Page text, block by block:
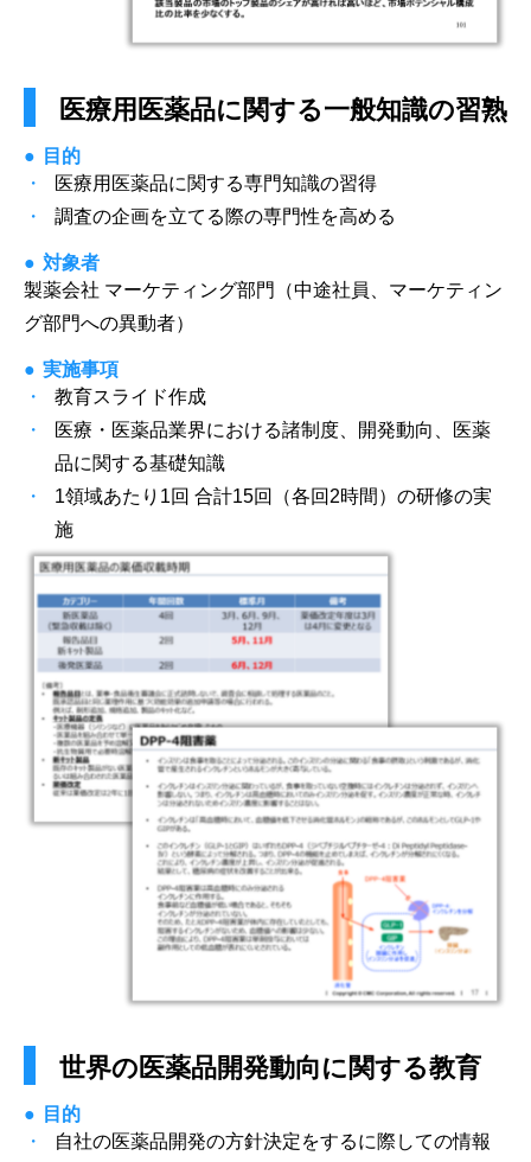
医療用医薬品に関する一般知識の習熟
目的
医療用医薬品に関する専門知識の習得
調査の企画を立てる際の専門性を高める
対象者
製薬会社 マーケティング部門（中途社員、マーケティン
グ部門への異動者）
実施事項
教育スライド作成
医療・医薬品業界における諸制度、開発動向、医薬
品に関する基礎知識
1領域あたり1回 合計15回（各回2時間）の研修の実
施
世界の医薬品開発動向に関する教育
目的
自社の医薬品開発の方針決定をするに際しての情報